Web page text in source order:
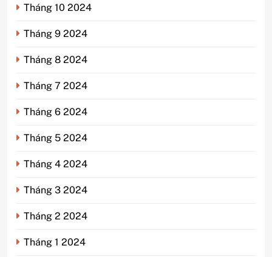
Tháng 10 2024
Tháng 9 2024
Tháng 8 2024
Tháng 7 2024
Tháng 6 2024
Tháng 5 2024
Tháng 4 2024
Tháng 3 2024
Tháng 2 2024
Tháng 1 2024